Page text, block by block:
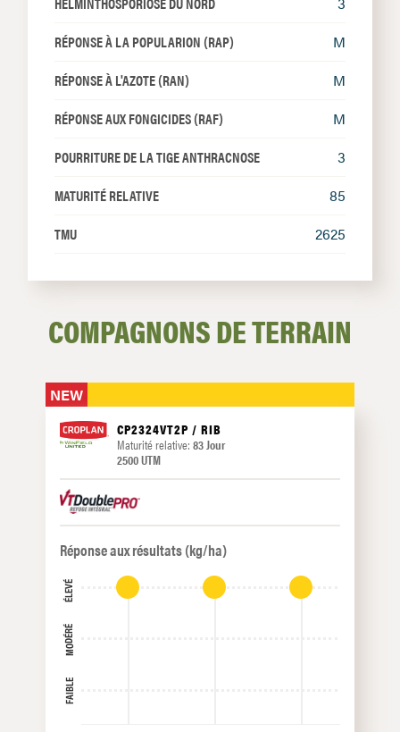
RÉPONSE À LA POPULARION (RAP)
M
RÉPONSE À L'AZOTE (RAN)
M
RÉPONSE AUX FONGICIDES (RAF)
M
POURRITURE DE LA TIGE ANTHRACNOSE
3
MATURITÉ RELATIVE
85
TMU
2625
COMPAGNONS DE TERRAIN
NEW
CP2324VT2P / RIB
Maturité relative: 83 Jour
2500 UTM
Réponse aux résultats (kg/ha)
FAIBLE
MODÉRÉ
ÉLEVÉ